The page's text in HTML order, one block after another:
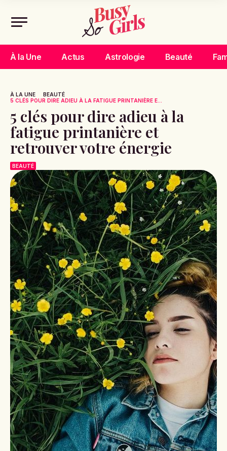
À la Une Actus Astrologie Beauté
À LA UNE
BEAUTÉ
5 CLÉS POUR DIRE ADIEU À LA FATIGUE PRINTANIÈRE E...
5 clés pour dire adieu à la
fatigue printanière et
retrouver votre énergie
BEAUTÉ